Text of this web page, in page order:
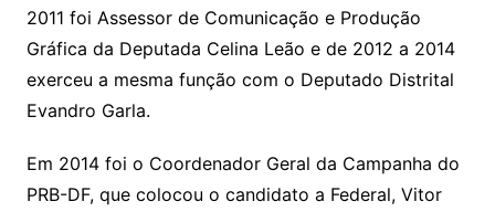
2011 foi Assessor de Comunicação e Produção
Gráfica da Deputada Celina Leão e de 2012 a 2014
exerceu a mesma função com o Deputado Distrital
Evandro Garla.
Em 2014 foi o Coordenador Geral da Campanha do
PRB-DF, que colocou o candidato a Federal, Vitor